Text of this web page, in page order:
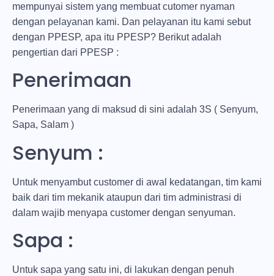
mempunyai sistem yang membuat cutomer nyaman
dengan pelayanan kami. Dan pelayanan itu kami sebut
dengan PPESP, apa itu PPESP? Berikut adalah
pengertian dari PPESP :
Penerimaan
Penerimaan yang di maksud di sini adalah 3S ( Senyum,
Sapa, Salam )
Senyum :
Untuk menyambut customer di awal kedatangan, tim kami
baik dari tim mekanik ataupun dari tim administrasi di
dalam wajib menyapa customer dengan senyuman.
Sapa :
Untuk sapa yang satu ini, di lakukan dengan penuh